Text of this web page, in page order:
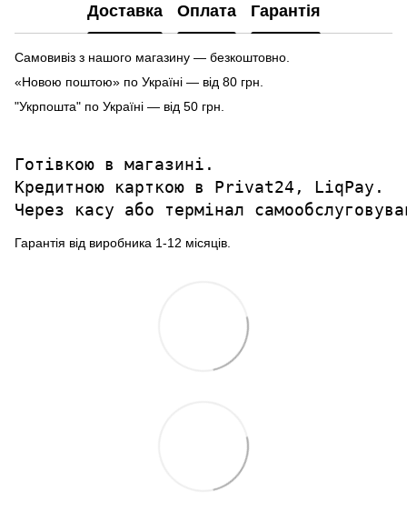
Доставка Оплата Гарантія
Самовивіз з нашого магазину — безкоштовно.
«Новою поштою» по Україні — від 80 грн.
"Укрпошта" по Україні — від 50 грн.
Готівкою в магазині.
Кредитною карткою в Privat24, LiqPay.
Через касу або термінал
Гарантія від виробника 1-12 місяців.